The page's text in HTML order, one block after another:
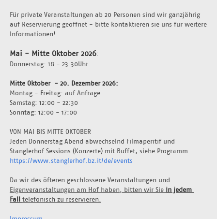
Für private Veranstaltungen ab 20 Personen sind wir ganzjährig
auf Reservierung geöffnet - bitte kontaktieren sie uns für weitere
Informationen!
Mai - Mitte Oktober 2026:
Donnerstag: 18 - 23.30Uhr
Mitte Oktober  - 20. Dezember 2026:
Montag - Freitag: auf Anfrage
Samstag: 12:00 - 22:30
Sonntag: 12:00 - 17:00
VON MAI BIS MITTE OKTOBER
Jeden Donnerstag Abend abwechselnd Filmaperitif und
https://www.stanglerhof.bz.it/de/events
Da wir des öfteren geschlossene Veranstaltungen und
Eigenveranstaltungen am Hof haben, bitten wir Sie in jedem
Fall telefonisch zu reservieren.